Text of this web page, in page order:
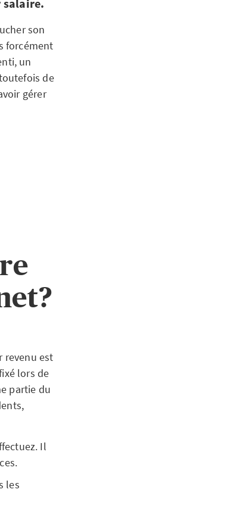
salaire.
son
forcément
un
de
gérer
revenu est
lors de
partie du
Il
les